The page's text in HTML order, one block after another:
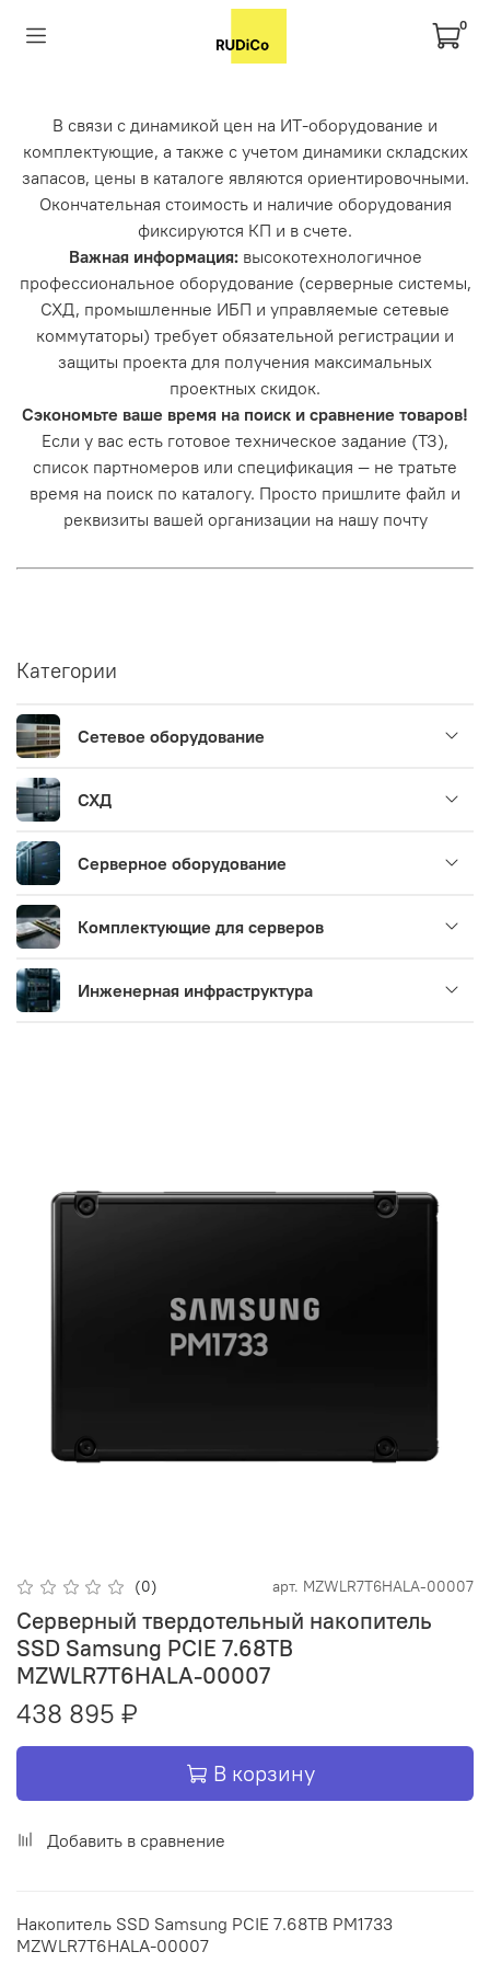
0
В связи с динамикой цен на ИТ-оборудование и
комплектующие, а также с учетом динамики складских
запасов, цены в каталоге являются ориентировочными.
Окончательная стоимость и наличие оборудования
фиксируются КП и в счете.
Важная информация: высокотехнологичное
профессиональное оборудование (серверные системы,
СХД, промышленные ИБП и управляемые сетевые
коммутаторы) требует обязательной регистрации и
защиты проекта для получения максимальных
проектных скидок.
Сэкономьте ваше время на поиск и сравнение товаров!
Если у вас есть готовое техническое задание (ТЗ),
список партномеров или спецификация — не тратьте
время на поиск по каталогу. Просто пришлите файл и
реквизиты вашей организации на нашу почту
Категории
Сетевое оборудование
СХД
Серверное оборудование
Комплектующие для серверов
Инженерная инфраструктура
(0) арт. MZWLR7T6HALA-00007
Серверный твердотельный накопитель
SSD Samsung PCIE 7.68TB
MZWLR7T6HALA-00007
438 895 ₽
В корзину
Добавить в сравнение
Накопитель SSD Samsung PCIE 7.68TB PM1733
MZWLR7T6HALA-00007